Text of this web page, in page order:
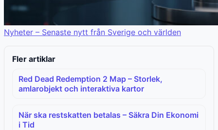
Nyheter – Senaste nytt från Sverige och världen
Fler artiklar
Red Dead Redemption 2 Map – Storlek,
amlarobjekt och interaktiva kartor
När ska restskatten betalas – Säkra Din Ekonomi
i Tid